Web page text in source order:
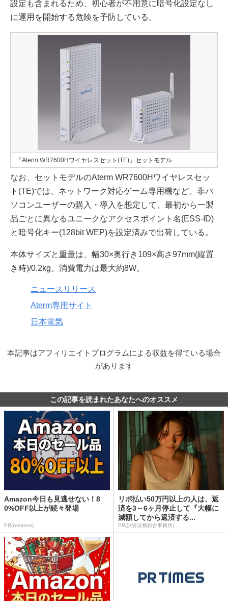
設定も含まれるため、初心者が不用意に暗号化設定なし
に運用を開始する危険を予防している。
『Aterm WR7600Hワイヤレスセット(TE)』セットモデル
なお、セットモデルのAterm WR7600Hワイヤレスセッ
ト(TE)では、ネットワーク対応ゲーム専用機など、非パ
ソコンユーザーの購入・導入を想定して、最初から一製
品ごとに異なるユニークなアクセスポイント名(ESS-ID)
と暗号化キー(128bit WEP)を設定済みで出荷している。
本体サイズと重量は、幅30×奥行き109×高さ97mm(縦置
き時)/0.2kg。消費電力は最大約8W。
ニュースリリース
Aterm専用サイト
日本電気
本記事はアフィリエイトプログラムによる収益を得ている場合
があります
この記事を読まれたあなたへのオススメ
Amazon今日も見逃せない！8
0%OFF以上が続々登場
PR(Amazon)
リボ払い50万円以上の人は、返
済を3～6ヶ月停止して『大幅に
減額してから返済する...
PR(渋谷法務総合事務所)